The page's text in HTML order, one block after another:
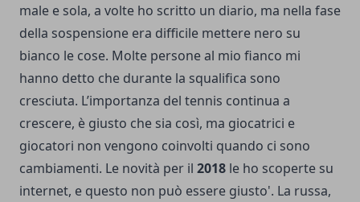
male e sola, a volte ho scritto un diario, ma nella fase
della sospensione era difficile mettere nero su
bianco le cose. Molte persone al mio fianco mi
hanno detto che durante la squalifica sono
cresciuta. L’importanza del tennis continua a
crescere, è giusto che sia così, ma giocatrici e
giocatori non vengono coinvolti quando ci sono
cambiamenti. Le novità per il 2018 le ho scoperte su
internet, e questo non può essere giusto'. La russa,